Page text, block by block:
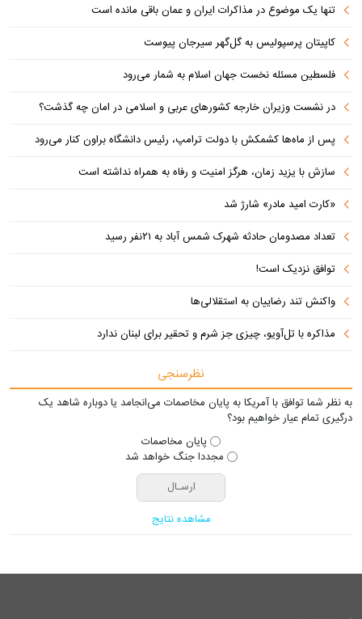
تنها یک موضوع در مذاکرات ایران و عمان باقی مانده است
کاپیتان پرسپولیس به گل‌گهر سیرجان پیوست
فلسطین مسئله نخست جهان اسلام به شمار می‌رود
در نشست وزیران خارجه کشورهای عربی و اسلامی در امان چه گذشت؟
پس از ماه‌ها کشمکش با دولت ترامپ، رئیس دانشگاه براون کنار می‌رود
سازش با یزید زمان، هرگز امنیت و رفاه به همراه نداشته است
«کارت امید مادر» شارژ شد
تعداد مصدومان حادثه شهرک شمس آباد به ۲۱نفر رسید
توافق نزدیک است!
واکنش تند رضاییان به استقلالی‌ها
مذاکره با تل‌آویو، چیزی جز شرم و تحقیر برای لبنان ندارد
نظرسنجی
به نظر شما توافق با آمریکا به پایان مخاصمات می‌انجامد یا دوباره شاهد یک
درگیری تمام عیار خواهیم بود؟
پایان مخاصمات
مجددا جنگ خواهد شد
مشاهده نتایج